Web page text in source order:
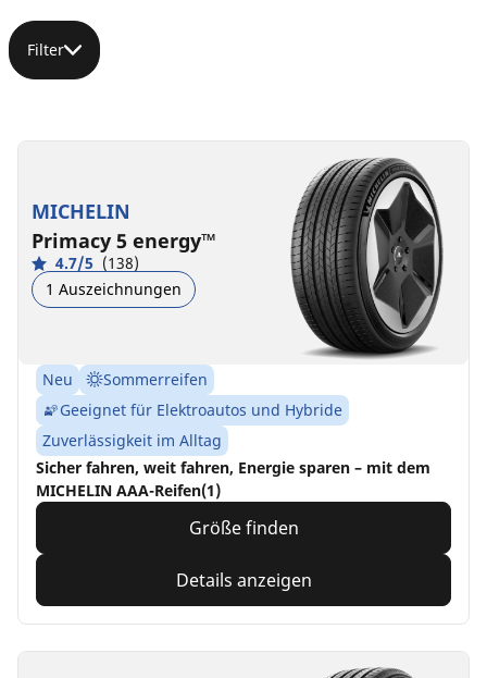
Filter
MICHELIN
Primacy 5 energy™
4.7/5 (138)
1 Auszeichnungen
Neu
Sommerreifen
Geeignet für Elektroautos und Hybride
Zuverlässigkeit im Alltag
Sicher fahren, weit fahren, Energie sparen – mit dem
MICHELIN AAA-Reifen(1)
Größe finden
Details anzeigen